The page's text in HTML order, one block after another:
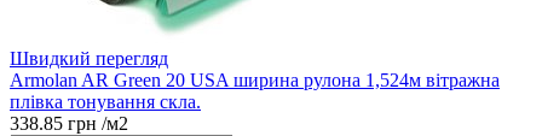
Швидкий перегляд
Armolan AR Green 20 USA ширина рулона 1,524м вітражна
плівка тонування скла.
338.85 грн /м2